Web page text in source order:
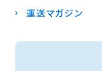
運送マガジン